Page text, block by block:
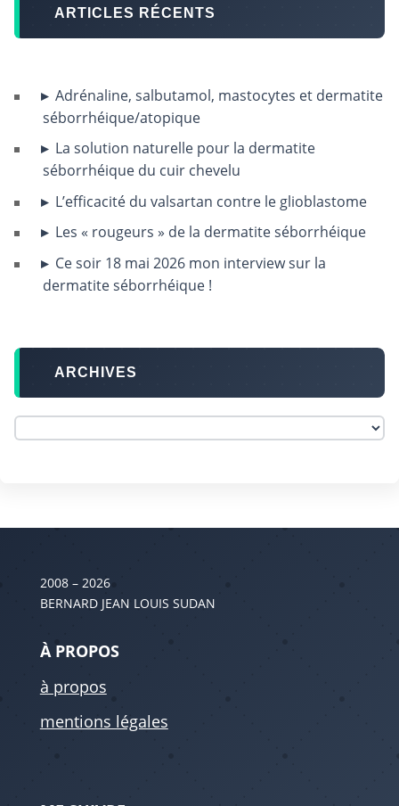
ARTICLES RÉCENTS
Adrénaline, salbutamol, mastocytes et dermatite
séborrhéique/atopique
La solution naturelle pour la dermatite
séborrhéique du cuir chevelu
L’efficacité du valsartan contre le glioblastome
Les « rougeurs » de la dermatite séborrhéique
Ce soir 18 mai 2026 mon interview sur la
dermatite séborrhéique !
ARCHIVES
2008 – 2026
BERNARD JEAN LOUIS SUDAN
À PROPOS
à propos
mentions légales